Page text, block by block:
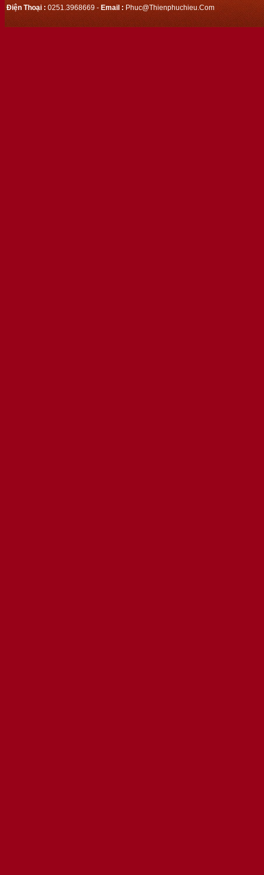
Điện Thoại : 0251.3968669 -Email : Phuc@thienphuchieu.com